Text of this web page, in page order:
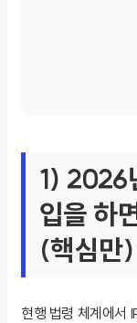
1) 2026
입을 하
(핵심만)
현행 법령 체계에서